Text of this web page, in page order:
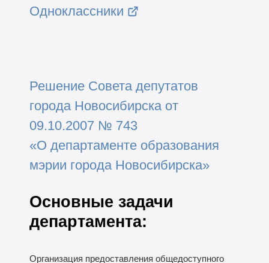
Одноклассники
Решение Совета депутатов
города Новосибирска от
09.10.2007 № 743
«О департаменте образования
мэрии города Новосибирска»
Основные задачи
департамента:
Организация предоставления общедоступного